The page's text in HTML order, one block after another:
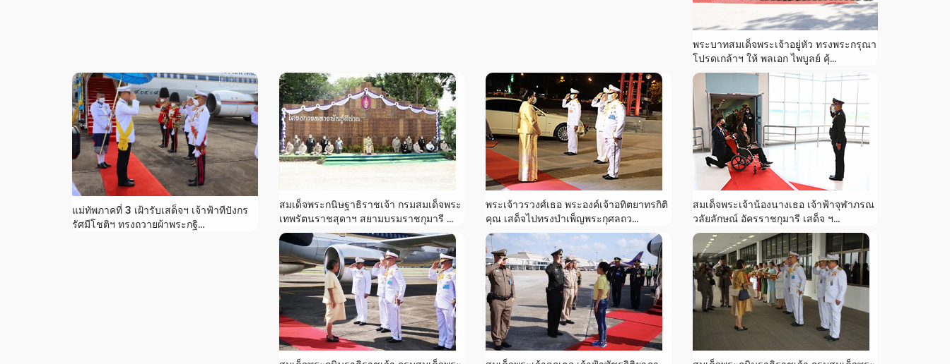
พระบาทสมเด็จพระเจ้าอยู่หัว ทรงพระกรุณา
โปรดเกล้าฯ ให้ พลเอก ไพบูลย์ คุ้...
แม่ทัพภาคที่ 3 เฝ้ารับเสด็จฯ เจ้าฟ้าทีปังกร
รัศมีโชติฯ ทรงถวายผ้าพระกฐิ...
สมเด็จพระกนิษฐาธิราชเจ้า กรมสมเด็จพระ
เทพรัตนราชสุดาฯ สยามบรมราชกุมารี ...
พระเจ้าวรวงศ์เธอ พระองค์เจ้าอทิตยาทรกิติ
คุณ เสด็จไปทรงบำเพ็ญพระกุศลถว...
สมเด็จพระเจ้าน้องนางเธอ เจ้าฟ้าจุฬาภรณ
วลัยลักษณ์ อัครราชกุมารี เสด็จ ฯ...